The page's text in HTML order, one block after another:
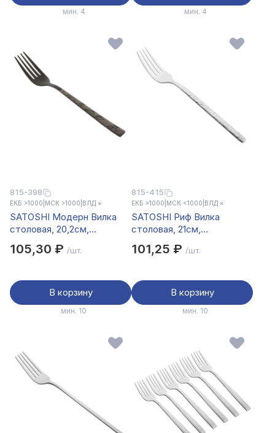
мин. 4 мин. 4
815-398
ЕКБ >1000 МСК >1000 ВЛД ×
SATOSHI Модерн Вилка
столовая, 20,2см,
105,30 ₽ /шт.
В корзину
мин. 10
815-415
ЕКБ >1000 МСК <1000 ВЛД ×
SATOSHI Риф Вилка
столовая, 21см,
101,25 ₽ /шт.
В корзину
мин. 10